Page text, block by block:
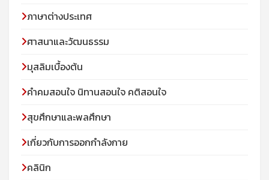
ภาษาต่างประเทศ
ศาสนาและวัฒนธรรม
มุสลิมเบื้องต้น
คําคมสอนใจ นิทานสอนใจ คติสอนใจ
สุขศึกษาและพลศึกษา
เกี่ยวกับการออกกำลังกาย
คลินิก